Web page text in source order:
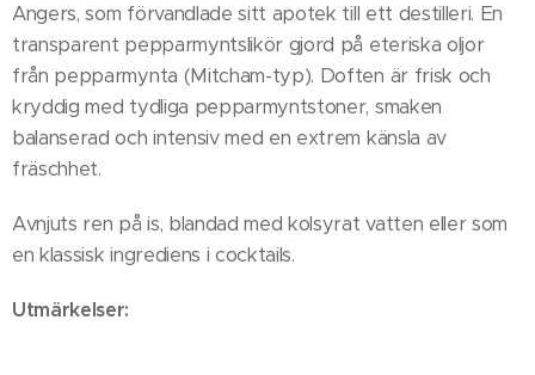
Angers, som förvandlade sitt apotek till ett destilleri. En
transparent pepparmyntslikör gjord på eteriska oljor
från pepparmynta (Mitcham-typ). Doften är frisk och
kryddig med tydliga pepparmyntstoner, smaken
balanserad och intensiv med en extrem känsla av
fräschhet.
Avnjuts ren på is, blandad med kolsyrat vatten eller som
en klassisk ingrediens i cocktails.
Utmärkelser: